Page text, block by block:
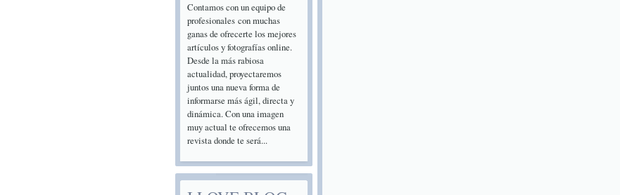
Contamos con un equipo de
profesionales con muchas
ganas de ofrecerte los mejores
artículos y fotografías online.
Desde la más rabiosa
actualidad, proyectaremos
juntos una nueva forma de
informarse más ágil, directa y
dinámica. Con una imagen
muy actual te ofrecemos una
revista donde te será...